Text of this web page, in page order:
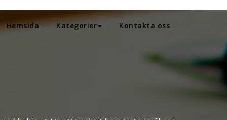
Hemsida Kategorier Kontakta oss